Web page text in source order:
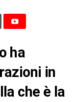
ha
in
che è la